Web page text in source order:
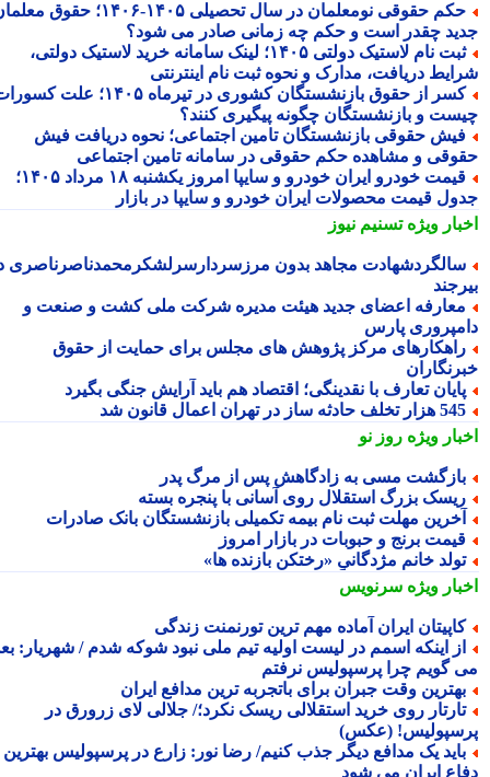
حکم حقوقی نومعلمان در سال تحصیلی ۱۴۰۵-۱۴۰۶؛ حقوق معلمان
چقدر است و حکم چه زمانی صادر می شود؟
ثبت نام لاستیک دولتی ۱۴۰۵؛ لینک سامانه خرید لاستیک دولتی،
دریافت، مدارک و نحوه ثبت نام اینترنتی
کسر از حقوق بازنشستگان کشوری در تیرماه ۱۴۰۵؛ علت کسورات
و بازنشستگان چگونه پیگیری کنند؟
حقوقی بازنشستگان تامین اجتماعی؛ نحوه دریافت فیش
و مشاهده حکم حقوقی در سامانه تامین اجتماعی
قیمت خودرو ایران خودرو و سایپا امروز یکشنبه ۱۸ مرداد ۱۴۰۵؛
قیمت محصولات ایران خودرو و سایپا در بازار
ویژهتسنیم نیوز
مجاهد بدون مرزسردارسرلشکرمحمدناصرناصری در
اعضای جدید هیئت مدیره شرکت ملی کشت و صنعت و
پارس
مرکز پژوهش های مجلس برای حمایت از حقوق
تعارف با نقدینگی؛ اقتصاد هم باید آرایش جنگی بگیرد
حادثه ساز در تهران اعمال قانون شد
ویژهروز نو
مسی به زادگاهش پس از مرگ پدر
بزرگ استقلال روی آسانی با پنجره بسته
مهلت ثبت نام بیمه تکمیلی بازنشستگان بانک صادرات
برنج و حبوبات در بازار امروز
خانم مژدگانیِِ «رختکن بازنده ها»
ویژهسرنویس
ایران آماده مهم ترین تورنمنت زندگی
اینکه اسمم در لیست اولیه تیم ملی نبود شوکه شدم / شهریار: بعدا
گویم چرا پرسپولیس نرفتم
وقت جبران برای باتجربه ترین مدافع ایران
روی خرید استقلالی ریسک نکرد؛/ جلالی لای زرورق در
(عکس)
یک مدافع دیگر جذب کنیم/ رضا نور: زارع در پرسپولیس بهترین
ایران می شود